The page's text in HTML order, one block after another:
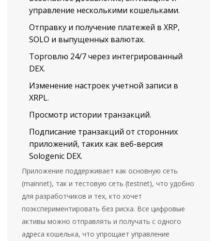
управление несколькими кошельками.
Отправку и получение платежей в XRP,
SOLO и выпущенных валютах.
Торговлю 24/7 через интегрированный
DEX.
Изменение настроек учетной записи в
XRPL.
Просмотр истории транзакций.
Подписание транзакций от сторонних
приложений, таких как веб-версия
Sologenic DEX.
Приложение поддерживает как основную сеть
(mainnet), так и тестовую сеть (testnet), что удобно
для разработчиков и тех, кто хочет
поэкспериментировать без риска. Все цифровые
активы можно отправлять и получать с одного
адреса кошелька, что упрощает управление